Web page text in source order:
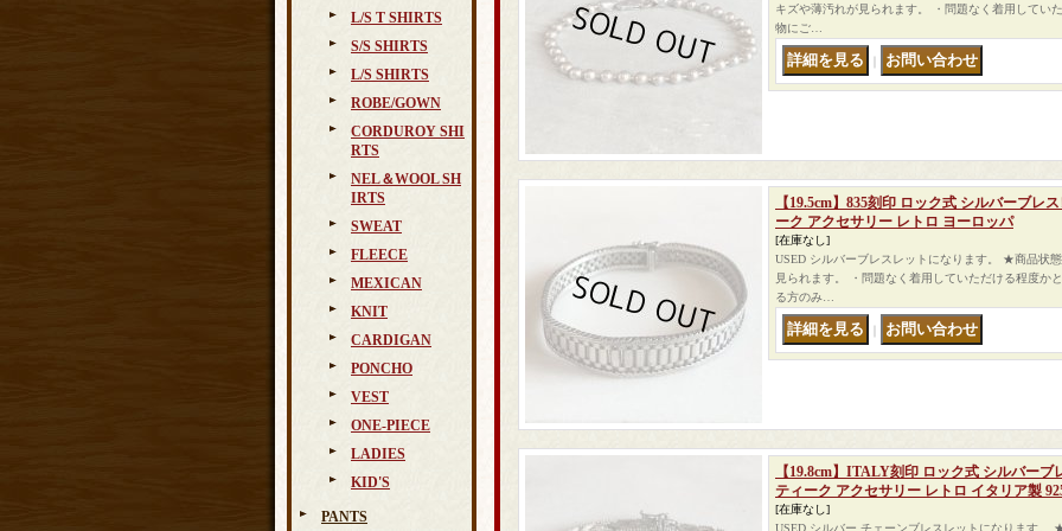
L/S T SHIRTS
S/S SHIRTS
L/S SHIRTS
ROBE/GOWN
CORDUROY SHI
RTS
NEL＆WOOL SH
IRTS
SWEAT
FLEECE
MEXICAN
KNIT
CARDIGAN
PONCHO
VEST
ONE-PIECE
LADIES
KID'S
PANTS
キズや薄汚れが見られます。 ・問題なく着用してい
物にご…
【19.5cm】835刻印 ロック式 シルバーブレ
ーク アクセサリー レトロ ヨーロッパ
[在庫なし]
USED シルバーブレスレットになります。 ★商品状
見られます。 ・問題なく着用していただける程度か
る方のみ…
【19.8cm】ITALY刻印 ロック式 シルバー
ティーク アクセサリー レトロ イタリア製
[在庫なし]
USED シルバー チェーンブレスレットになります